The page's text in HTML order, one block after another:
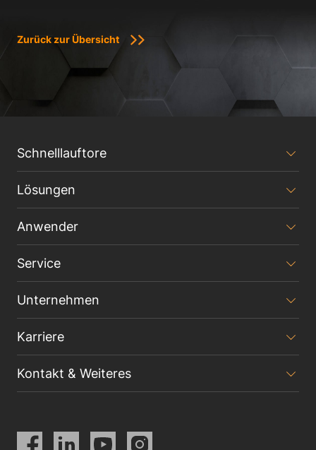
Zurück zur Übersicht
Schnelllauftore
Lösungen
Anwender
Service
Unternehmen
Karriere
Kontakt & Weiteres